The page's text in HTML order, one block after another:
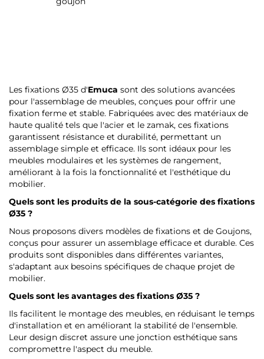
Les fixations Ø35 d'Emuca sont des solutions avancées
pour l'assemblage de meubles, conçues pour offrir une
fixation ferme et stable. Fabriquées avec des matériaux de
haute qualité tels que l'acier et le zamak, ces fixations
garantissent résistance et durabilité, permettant un
assemblage simple et efficace. Ils sont idéaux pour les
meubles modulaires et les systèmes de rangement,
améliorant à la fois la fonctionnalité et l'esthétique du
mobilier.
Quels sont les produits de la sous-catégorie des fixations
Ø35 ?
Nous proposons divers modèles de fixations et de Goujons,
conçus pour assurer un assemblage efficace et durable. Ces
produits sont disponibles dans différentes variantes,
s'adaptant aux besoins spécifiques de chaque projet de
mobilier.
Quels sont les avantages des fixations Ø35 ?
Ils facilitent le montage des meubles, en réduisant le temps
d'installation et en améliorant la stabilité de l'ensemble.
Leur design discret assure une jonction esthétique sans
compromettre l'aspect du meuble.